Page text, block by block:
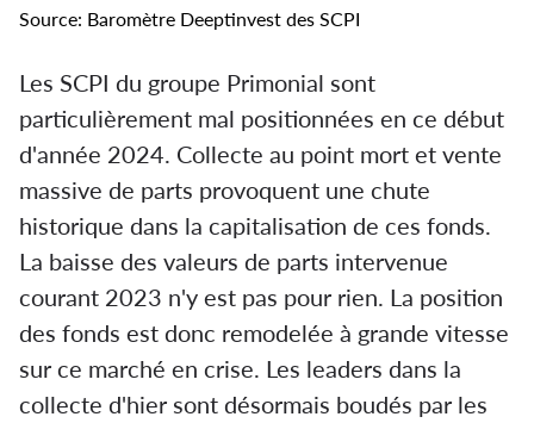
Source: Baromètre Deeptinvest des SCPI
Les SCPI du groupe Primonial sont
particulièrement mal positionnées en ce début
d'année 2024. Collecte au point mort et vente
massive de parts provoquent une chute
historique dans la capitalisation de ces fonds.
La baisse des valeurs de parts intervenue
courant 2023 n'y est pas pour rien. La position
des fonds est donc remodelée à grande vitesse
sur ce marché en crise. Les leaders dans la
collecte d'hier sont désormais boudés par les